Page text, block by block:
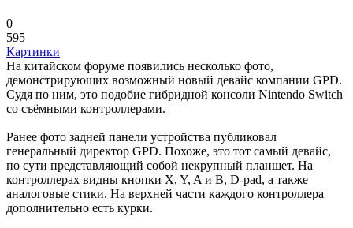
0
595
Картинки
На китайском форуме появились несколько фото,
демонстрирующих возможный новый девайс компании GPD.
Судя по ним, это подобие гибридной консоли Nintendo Switch
со съёмными контроллерами.
Ранее фото задней панели устройства публиковал
генеральный директор GPD. Похоже, это тот самый девайс,
по сути представляющий собой некрупный планшет. На
контроллерах видны кнопки X, Y, A и B, D-pad, а также
аналоговые стики. На верхней части каждого контроллера
дополнительно есть курки.